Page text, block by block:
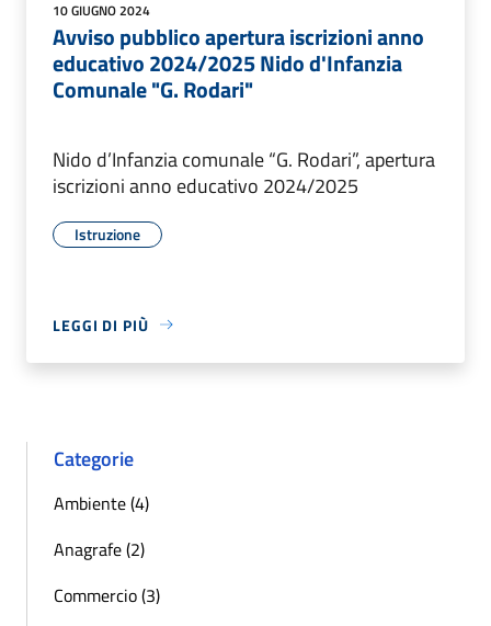
10 GIUGNO 2024
Avviso pubblico apertura iscrizioni anno
educativo 2024/2025 Nido d'Infanzia
Comunale "G. Rodari"
Nido d’Infanzia comunale “G. Rodari”, apertura
iscrizioni anno educativo 2024/2025
Istruzione
LEGGI DI PIÙ
Categorie
Ambiente (4)
Anagrafe (2)
Commercio (3)